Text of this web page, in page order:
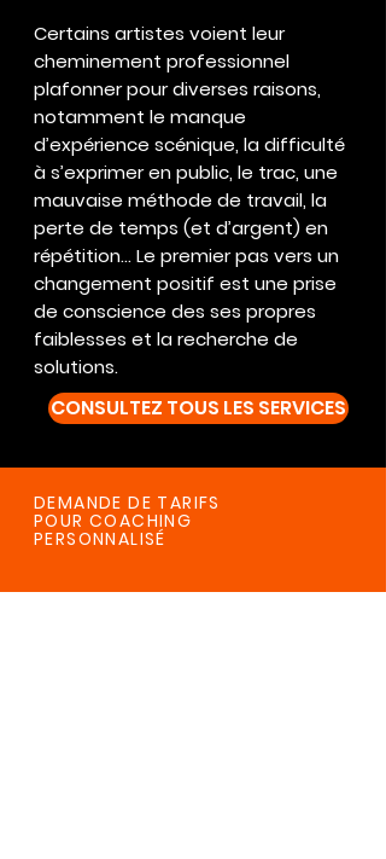
Certains artistes voient leur
cheminement professionnel
plafonner pour diverses raisons,
notamment le manque
d’expérience scénique, la difficulté
à s’exprimer en public, le trac, une
mauvaise méthode de travail, la
perte de temps (et d’argent) en
répétition… Le premier pas vers un
changement positif est une prise
de conscience des ses propres
faiblesses et la recherche de
solutions.
CONSULTEZ TOUS LES SERVICES
DEMANDE DE TARIFS
POUR COACHING
PERSONNALISÉ